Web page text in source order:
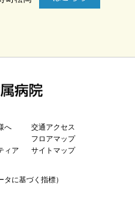
へ
ィア
交通アクセス
フロアマップ
サイトマップ
に基づく指標）